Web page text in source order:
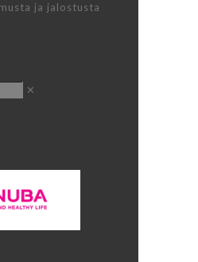
ja jalostusta
✕